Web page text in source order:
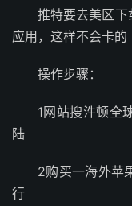
推特要去美区
应用，这样不会卡的
操作步骤：
1网站搜汼顿全
陆
2购买一海外苹
行